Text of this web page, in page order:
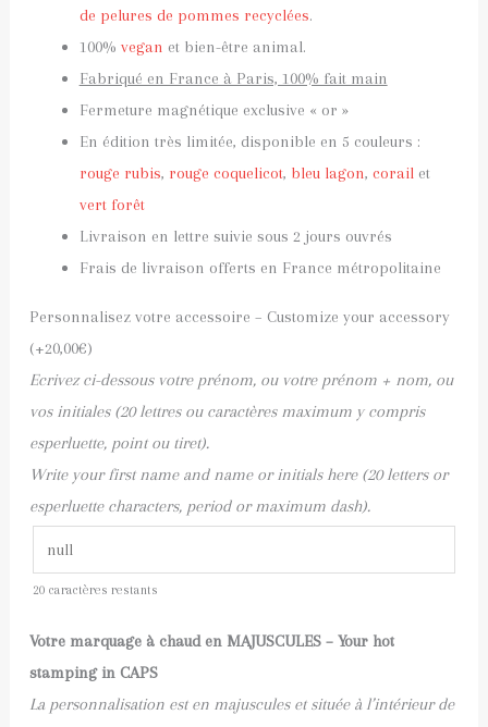
de pelures de pommes recyclées.
100% vegan et bien-être animal.
Fabriqué en France à Paris, 100% fait main
Fermeture magnétique exclusive « or »
En édition très limitée, disponible en 5 couleurs :
rouge rubis, rouge coquelicot, bleu lagon, corailet
vert forêt
Livraison en lettre suivie sous 2 jours ouvrés
Frais de livraison offerts en France métropolitaine
Personnalisez votre accessoire – Customize your accessory
(+20,00€)
Ecrivez ci-dessous votre prénom, ou votre prénom + nom, ou
vos initiales (20 lettres ou caractères maximum y compris
esperluette, point ou tiret).
Write your first name and name or initials here (20 letters or
esperluette characters, period or maximum dash).
20 caractères restants
Votre marquage à chaud en MAJUSCULES – Your hot
stamping in CAPS
La personnalisation est en majuscules et située à l’intérieur de